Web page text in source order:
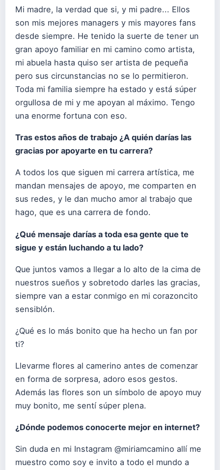
Mi madre, la verdad que si, y mi padre... Ellos
son mis mejores managers y mis mayores fans
desde siempre. He tenido la suerte de tener un
gran apoyo familiar en mi camino como artista,
mi abuela hasta quiso ser artista de pequeña
pero sus circunstancias no se lo permitieron.
Toda mi familia siempre ha estado y está súper
orgullosa de mi y me apoyan al máximo. Tengo
una enorme fortuna con eso.
Tras estos años de trabajo ¿A quién darías las
gracias por apoyarte en tu carrera?
A todos los que siguen mi carrera artística, me
mandan mensajes de apoyo, me comparten en
sus redes, y le dan mucho amor al trabajo que
hago, que es una carrera de fondo.
¿Qué mensaje darías a toda esa gente que te
sigue y están luchando a tu lado?
Que juntos vamos a llegar a lo alto de la cima de
nuestros sueños y sobretodo darles las gracias,
siempre van a estar conmigo en mi corazoncito
sensiblón.
¿Qué es lo más bonito que ha hecho un fan por
ti?
Llevarme flores al camerino antes de comenzar
en forma de sorpresa, adoro esos gestos.
Además las flores son un símbolo de apoyo muy
muy bonito, me sentí súper plena.
¿Dónde podemos conocerte mejor en internet?
Sin duda en mi Instagram @miriamcamino allí me
muestro como soy e invito a todo el mundo a